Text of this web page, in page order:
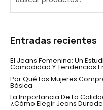
Entradas recientes
El Jeans Femenino: Un
Comodidad Y Tendencias
Por Qué Las Mujeres
Básica
La Importancia De La
¿Cómo Elegir Jeans